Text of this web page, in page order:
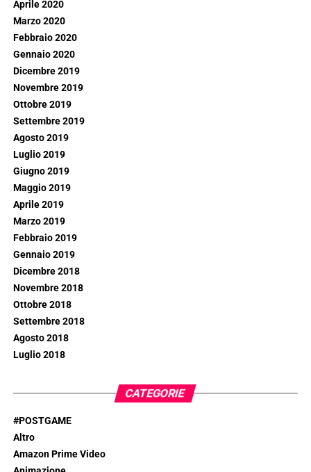
Aprile 2020
Marzo 2020
Febbraio 2020
Gennaio 2020
Dicembre 2019
Novembre 2019
Ottobre 2019
Settembre 2019
Agosto 2019
Luglio 2019
Giugno 2019
Maggio 2019
Aprile 2019
Marzo 2019
Febbraio 2019
Gennaio 2019
Dicembre 2018
Novembre 2018
Ottobre 2018
Settembre 2018
Agosto 2018
Luglio 2018
CATEGORIE
#POSTGAME
Altro
Amazon Prime Video